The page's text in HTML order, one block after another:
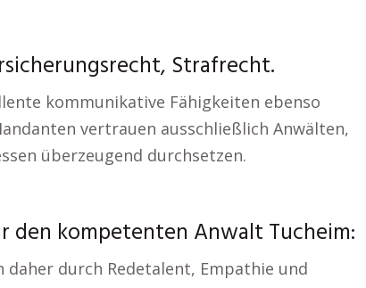
Strafrecht.
kommunikative Fähigkeiten ebenso
vertrauen ausschließlich Anwälten,
überzeugend durchsetzen.
den kompetenten Anwalt Tucheim:
durch Redetalent, Empathie und